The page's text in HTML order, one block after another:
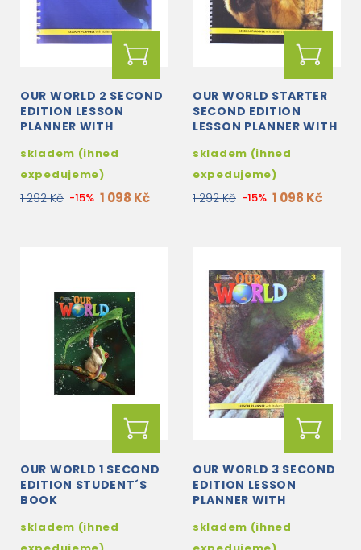
OUR WORLD 2 SECOND
EDITION LESSON
PLANNER WITH
AUDIO CD AND DVD
skladem (ihned
expedujeme)
1 292 Kč -15% 1 098 Kč
OUR WORLD STARTER
SECOND EDITION
LESSON PLANNER WITH
AUDIO CD AND DVD
skladem (ihned
expedujeme)
1 292 Kč -15% 1 098 Kč
OUR WORLD 1 SECOND
EDITION STUDENT´S
BOOK
skladem (ihned
OUR WORLD 3 SECOND
EDITION LESSON
PLANNER WITH
AUDIO CD AND DVD
skladem (ihned